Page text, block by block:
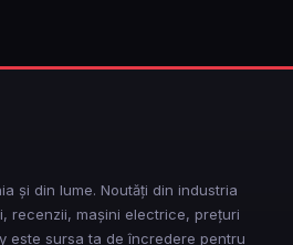
și din lume. Noutăți din industria
recenzii, mașini electrice, prețuri
este sursa ta de încredere pentru